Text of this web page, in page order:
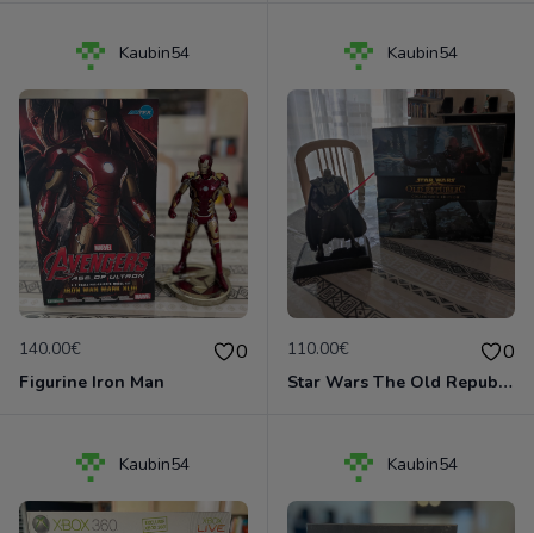
Kaubin54
140.00€ 0
Figurine Iron Man
Kaubin54
110.00€ 0
Star Wars The Old Republic édition collector PC
Kaubin54 Kaubin54